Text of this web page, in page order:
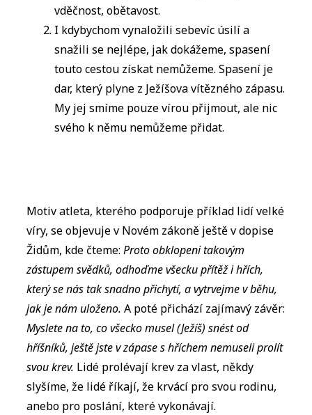
vděčnost, obětavost.
I kdybychom vynaložili sebevíc úsilí a
snažili se nejlépe, jak dokážeme, spasení
touto cestou získat nemůžeme. Spasení je
dar, který plyne z Ježíšova vítězného zápasu.
My jej smíme pouze vírou přijmout, ale nic
svého k němu nemůžeme přidat.
Motiv atleta, kterého podporuje příklad lidí velké
víry, se objevuje v Novém zákoně ještě v dopise
Židům, kde čteme:Proto obklopeni takovým
zástupem svědků, odhoďme všecku přítěž i hřích,
který se nás tak snadno přichytí, a vytrvejme v běhu,
jak je nám uloženo.A poté přichází zajímavý závěr:
Myslete na to, co všecko musel (Ježíš) snést od
hříšníků, ještě jste v zápase s hříchem nemuseli prolít
svou krev. Lidé prolévají krev za vlast, někdy
slyšíme, že lidé říkají, že krvácí pro svou rodinu,
anebo pro poslání, které vykonávají.